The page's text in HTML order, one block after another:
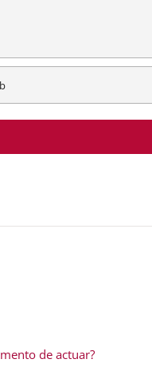
de actuar?